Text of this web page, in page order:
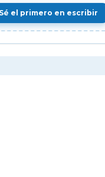
Sé el primero en escribir